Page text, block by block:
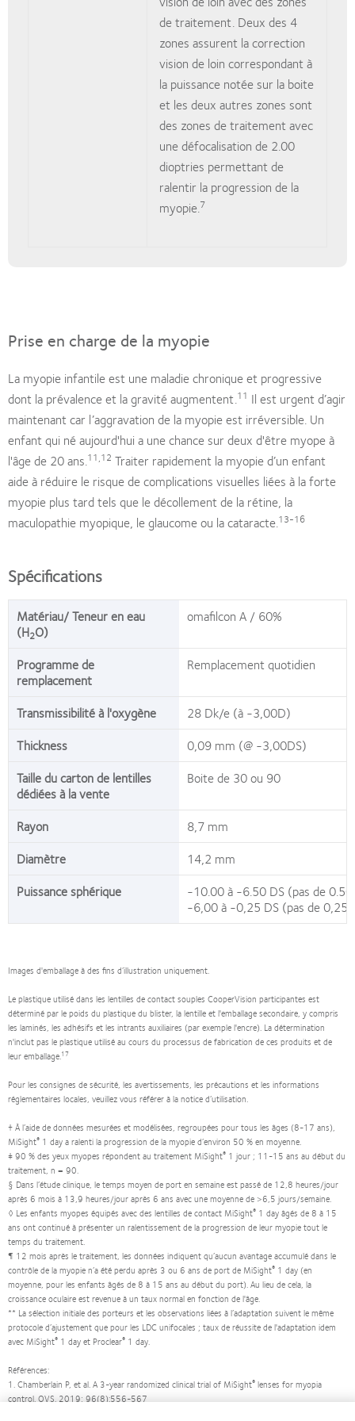
de traitement. Deux des 4
zones assurent la correction
vision de loin correspondant à
la puissance notée sur la boite
et les deux autres zones sont
des zones de traitement avec
une défocalisation de 2.00
dioptries permettant de
ralentir la progression de la
myopie.7
Prise en charge de la myopie
La myopie infantile est une maladie chronique et progressive
dont la prévalence et la gravité augmentent.11 Il est urgent d’agir
maintenant car l’aggravation de la myopie est irréversible. Un
enfant qui né aujourd'hui a une chance sur deux d'être myope à
l'âge de 20 ans.11,12 Traiter rapidement la myopie d’un enfant
aide à réduire le risque de complications visuelles liées à la forte
myopie plus tard tels que le décollement de la rétine, la
maculopathie myopique, le glaucome ou la cataracte.13-16
Spécifications
Matériau/ Teneur en eau
(H2O)
omafilcon A / 60%
Programme de
remplacement
Remplacement quotidien
Transmissibilité à l'oxygène
28 Dk/e (à -3,00D)
Thickness
0,09 mm (@ -3,00DS)
Taille du carton de lentilles
dédiées à la vente
Boite de 30 ou 90
Rayon
8,7 mm
Diamètre
14,2 mm
Puissance sphérique
-10.00 à -6.50 DS (pas de
-6,00 à -0,25 DS (pas de 0,25)
Images d'emballage à des fins d’illustration uniquement.
Le plastique utilisé dans les lentilles de contact souples CooperVision participantes est
déterminé par le poids du plastique du blister, la lentille et l'emballage secondaire, y compris
les laminés, les adhésifs et les intrants auxiliaires (par exemple l'encre). La détermination
n'inclut pas le plastique utilisé au cours du processus de fabrication de ces produits et de
leur emballage.17
Pour les consignes de sécurité, les avertissements, les précautions et les informations
réglementaires locales, veuillez vous référer à la notice d’utilisation.
† À l’aide de données mesurées et modélisées, regroupées pour tous les âges (8-17 ans),
MiSight® 1 day a ralenti la progression de la myopie d’environ 50 % en moyenne.
‡ 90 % des yeux myopes répondent au traitement MiSight® 1 jour ; 11-15 ans au début du
traitement, n = 90.
§ Dans l’étude clinique, le temps moyen de port en semaine est passé de 12,8 heures/jour
après 6 mois à 13,9 heures/jour après 6 ans avec une moyenne de >6,5 jours/semaine.
◊ Les enfants myopes équipés avec des lentilles de contact MiSight® 1 day âgés de 8 à 15
ans ont continué à présenter un ralentissement de la progression de leur myopie tout le
temps du traitement.
¶ 12 mois après le traitement, les données indiquent qu’aucun avantage accumulé dans le
contrôle de la myopie n’a été perdu après 3 ou 6 ans de port de MiSight® 1 day (en
moyenne, pour les enfants âgés de 8 à 15 ans au début du port). Au lieu de cela, la
croissance oculaire est revenue à un taux normal en fonction de l'âge.
** La sélection initiale des porteurs et les observations liées à l’adaptation suivent le même
protocole d’ajustement que pour les LDC unifocales ; taux de réussite de l'adaptation idem
avec MiSight® 1 day et Proclear® 1 day.
Références:
1. Chamberlain P, et al. A 3-year randomized clinical trial of MiSight® lenses for myopia
control. OVS. 2019; 96(8):556-567